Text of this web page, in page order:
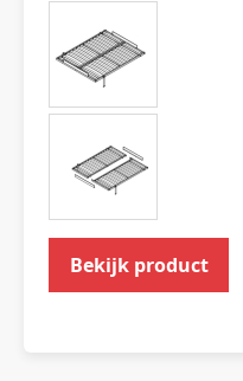
Bekijk product